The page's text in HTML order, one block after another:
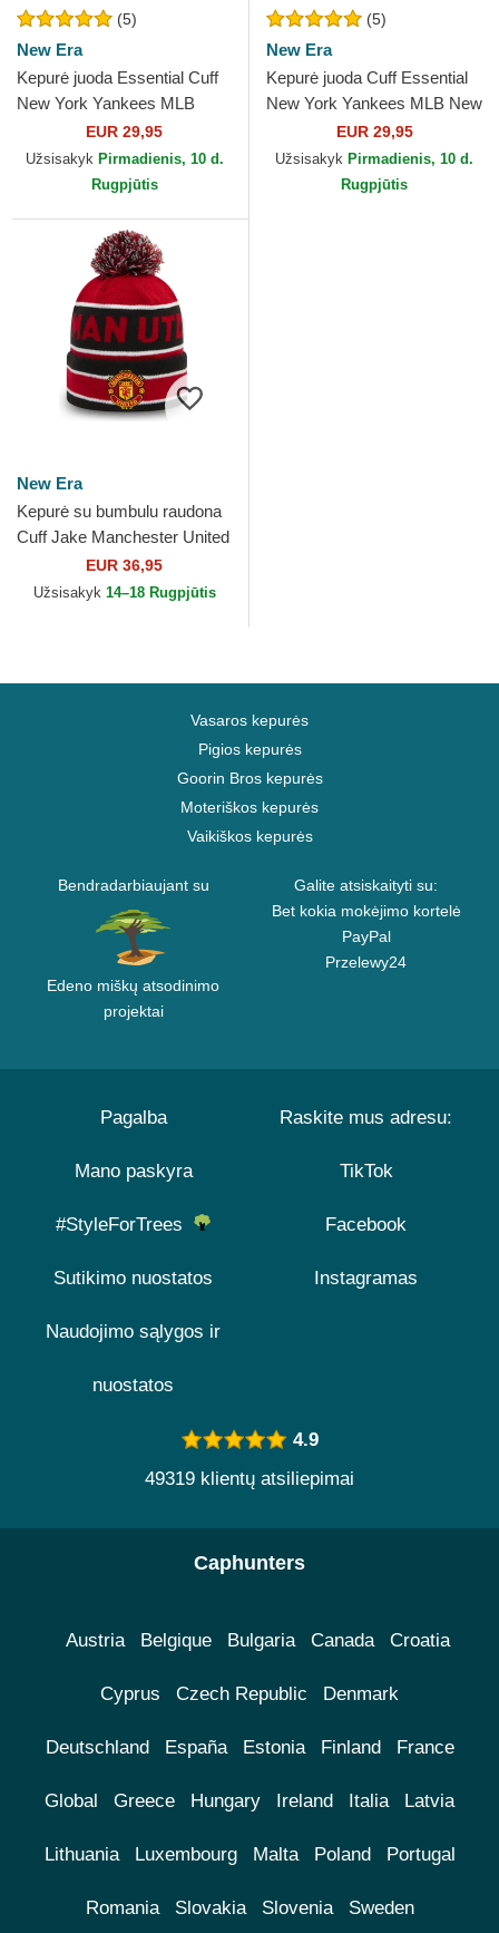
(5)
New Era
Kepurė juoda Essential Cuff
New York Yankees MLB
EUR 29,95
Užsisakyk Pirmadienis, 10 d.
Rugpjūtis
(5)
New Era
Kepurė juoda Cuff Essential
New York Yankees MLB New
EUR 29,95
Užsisakyk Pirmadienis, 10 d.
Rugpjūtis
New Era
Kepurė su bumbulu raudona
Cuff Jake Manchester United
Football Club Premier League
New Era
EUR 36,95
Užsisakyk 14–18 Rugpjūtis
Vasaros kepurės
Pigios kepurės
Goorin Bros kepurės
Moteriškos kepurės
Vaikiškos kepurės
Bendradarbiaujant su
Edeno miškų atsodinimo
projektai
Galite atsiskaityti su:
Bet kokia mokėjimo kortelė
PayPal
Przelewy24
Pagalba
Mano paskyra
#StyleForTrees
Sutikimo nuostatos
Naudojimo sąlygos ir
nuostatos
Raskite mus adresu:
TikTok
Facebook
Instagramas
4.9
49319 klientų atsiliepimai
Caphunters
Austria Belgique Bulgaria Canada Croatia
Cyprus Czech Republic Denmark
Deutschland España Estonia Finland France
Global Greece Hungary Ireland Italia Latvia
Lithuania Luxembourg Malta Poland Portugal
Romania Slovakia Slovenia Sweden